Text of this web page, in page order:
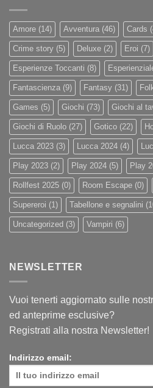
Amore (14) Avventura (46) Cards
Crime story (5) Deluxe (2) Eroi (7)
Esperienze Toccanti (8)
Fantascienza (9) Fantasy (31)
Games (5) Giochi (73) Giochi al
Giochi di Ruolo (27) Gotico (22)
Lucca 2023 (3) Lucca 2024 (4)
Play 2023 (2) Play 2024 (5) Play
Rollfest 2025 (0) Room Escape (0)
Supereroi (1) Tabellone e segnalini
Uncategorized (3) Vampiri (6)
NEWSLETTER
Vuoi tenerti aggiornato sulle
ed anteprime esclusive?
Registrati alla nostra Newsletter!
Indirizzo email: